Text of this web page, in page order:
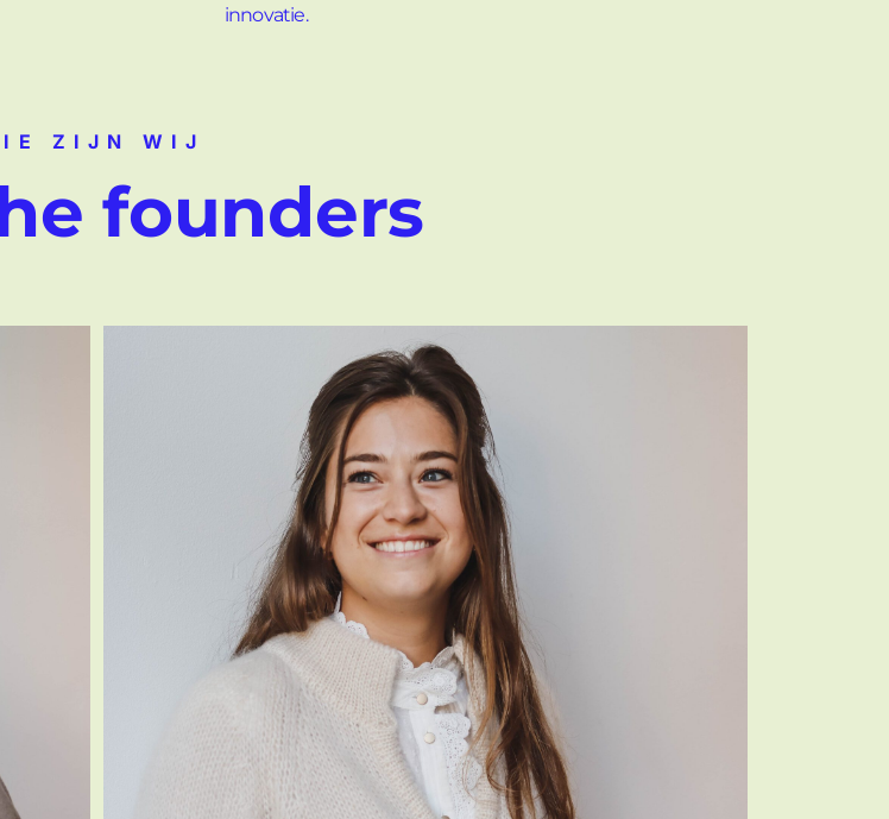
innovatie.
ZIJN WIJ
founders